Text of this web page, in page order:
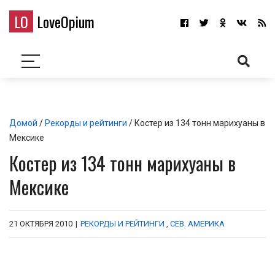
LO LoveOpium
Домой / Рекорды и рейтинги / Костер из 134 тонн марихуаны в
Мексике
Костер из 134 тонн марихуаны в
Мексике
21 ОКТЯБРЯ 2010 | РЕКОРДЫ И РЕЙТИНГИ , СЕВ. АМЕРИКА